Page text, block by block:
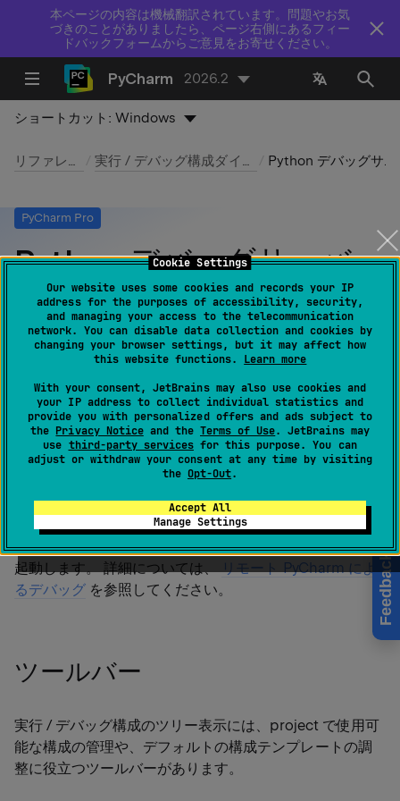
Cookie Settings
Our website uses some cookies and records your IP
address for the purposes of accessibility, security,
and managing your access to the telecommunication
network. You can disable data collection and cookies by
changing your browser settings, but it may affect how
this website functions. Learn more
With your consent, JetBrains may also use cookies and
your IP address to collect individual statistics and
provide you with personalized offers and ads subject to
the Privacy Noticeand the Terms of Use. JetBrains may
use third-party servicesfor this purpose. You can
adjust or withdraw your consent at any time by visiting
the Opt-Out.
Accept All
Manage Settings
本ページの内容は機械翻訳されています。問題やお気
づきのことがありましたら、ページ右側にあるフィー
ドバックフォームからご意見をお寄せください。
Feedback
PyCharm 2026.2
ショートカット:Windows
リファレンス 実行 / デバッグ構成ダイアログ Python デバッグサーバー
PyCharm Pro
Python デバッグサーバー
最終更新日： 2026 年 7 月 14 日
PyCharm Pro でのみ利用可能： ダウンロード
て無料トライアルを開始し、すべてのPro 機能
を
ご確認ください。
実行 | 実行構成の編集 |
| Python デバッグサーバ
リモートデバッグ構成を使用して、デバッグサーバーを
起動します。 詳細については、リモート PyCharm によ
るデバッグ を参照してください。
ツールバー
実行 / デバッグ構成のツリー表示には、project で使用可
能な構成の管理や、デフォルトの構成テンプレートの調
整に役立つツールバーがあります。